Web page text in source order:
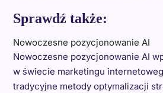
Sprawdź także:
Nowoczesne pozycjonowanie AI
Nowoczesne pozycjonowanie AI
w świecie marketingu
tradycyjne metody optymalizacji